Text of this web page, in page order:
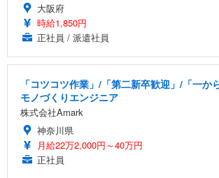
大阪府
時給1,850円
正社員 / 派遣社員
「コツコツ作業」/「第二新卒歓迎」/「一か
モノづくりエンジニア
株式会社Amark
神奈川県
月給22万2,000円～40万円
正社員